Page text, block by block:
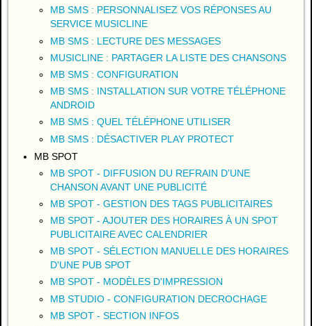
MB SMS : PERSONNALISEZ VOS RÉPONSES AU
SERVICE MUSICLINE
MB SMS : LECTURE DES MESSAGES
MUSICLINE : PARTAGER LA LISTE DES CHANSONS
MB SMS : CONFIGURATION
MB SMS : INSTALLATION SUR VOTRE TÉLÉPHONE
ANDROID
MB SMS : QUEL TÉLÉPHONE UTILISER
MB SMS : DÉSACTIVER PLAY PROTECT
MB SPOT
MB SPOT - DIFFUSION DU REFRAIN D'UNE
CHANSON AVANT UNE PUBLICITÉ
MB SPOT - GESTION DES TAGS PUBLICITAIRES
MB SPOT - AJOUTER DES HORAIRES À UN SPOT
PUBLICITAIRE AVEC CALENDRIER
MB SPOT - SÉLECTION MANUELLE DES HORAIRES
D'UNE PUB SPOT
MB SPOT - MODÈLES D'IMPRESSION
MB STUDIO - CONFIGURATION DECROCHAGE
MB SPOT - SECTION INFOS